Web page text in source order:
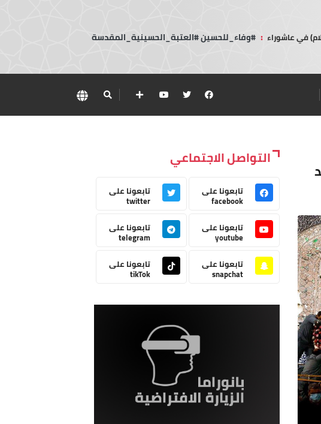
في عاشوراء : #وفاء_للحسين #العتبة_الحسينية_المقدسة
التواصل الاجتماعي
تابعونا على
facebook
تابعونا على
twitter
تابعونا على
youtube
تابعونا على
telegram
تابعونا على
snapchat
تابعونا على
tikTok